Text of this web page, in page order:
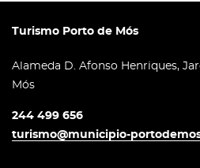
Turismo Porto de Mós
Alameda D. Afonso Henriques,
Mós
244 499 656
turismo@municipio-